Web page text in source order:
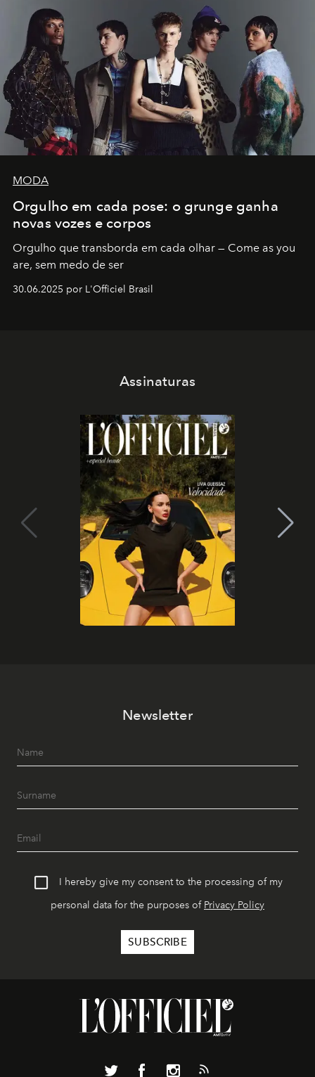
MODA
Orgulho em cada pose: o grunge ganha
novas vozes e corpos
Orgulho que transborda em cada olhar — Come as you
are, sem medo de ser
30.06.2025 por L'Officiel Brasil
Assinaturas
Newsletter
I hereby give my consent to the processing of my
personal data for the purposes of Privacy Policy